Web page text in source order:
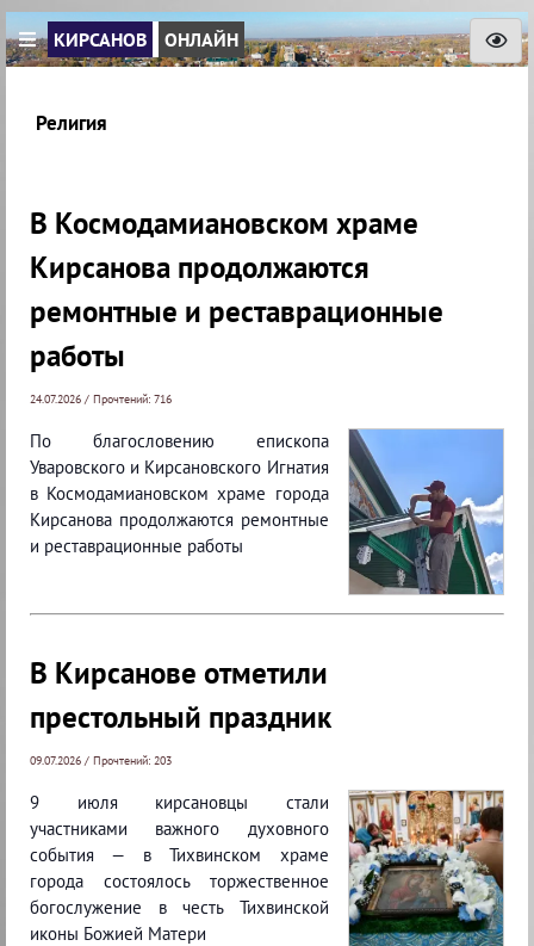
КИРСАНОВ ОНЛАЙН
Религия
В Космодамиановском храме
Кирсанова продолжаются
ремонтные и реставрационные
работы
24.07.2026 / Прочтений: 716
По благословению епископа
Уваровского и Кирсановского Игнатия
в Космодамиановском храме города
Кирсанова продолжаются ремонтные
и реставрационные работы
В Кирсанове отметили
престольный праздник
09.07.2026 / Прочтений: 203
9 июля кирсановцы стали
участниками важного духовного
события — в Тихвинском храме
города состоялось торжественное
богослужение в честь Тихвинской
иконы Божией Матери